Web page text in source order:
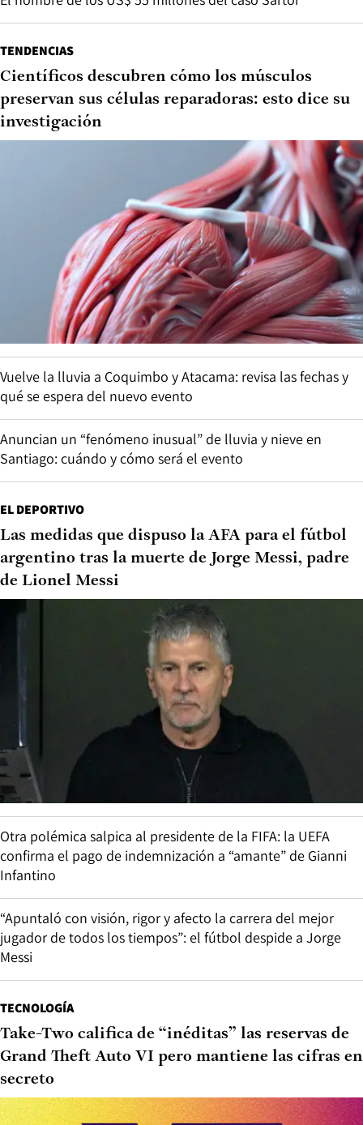
TENDENCIAS
Científicos descubren cómo los músculos
preservan sus células reparadoras: esto dice su
investigación
Vuelve la lluvia a Coquimbo y Atacama: revisa las fechas y
qué se espera del nuevo evento
Anuncian un “fenómeno inusual” de lluvia y nieve en
Santiago: cuándo y cómo será el evento
EL DEPORTIVO
Las medidas que dispuso la AFA para el fútbol
argentino tras la muerte de Jorge Messi, padre
de Lionel Messi
Otra polémica salpica al presidente de la FIFA: la UEFA
confirma el pago de indemnización a “amante” de Gianni
Infantino
“Apuntaló con visión, rigor y afecto la carrera del mejor
jugador de todos los tiempos”: el fútbol despide a Jorge
Messi
TECNOLOGÍA
Take-Two califica de “inéditas” las reservas de
Grand Theft Auto VI pero mantiene las cifras en
secreto